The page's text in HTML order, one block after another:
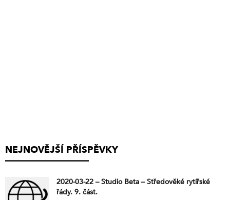
NEJNOVĚJŠÍ PŘÍSPĚVKY
2020-03-22 – Studio Beta – Středověké rytířské
řády. 9. část.